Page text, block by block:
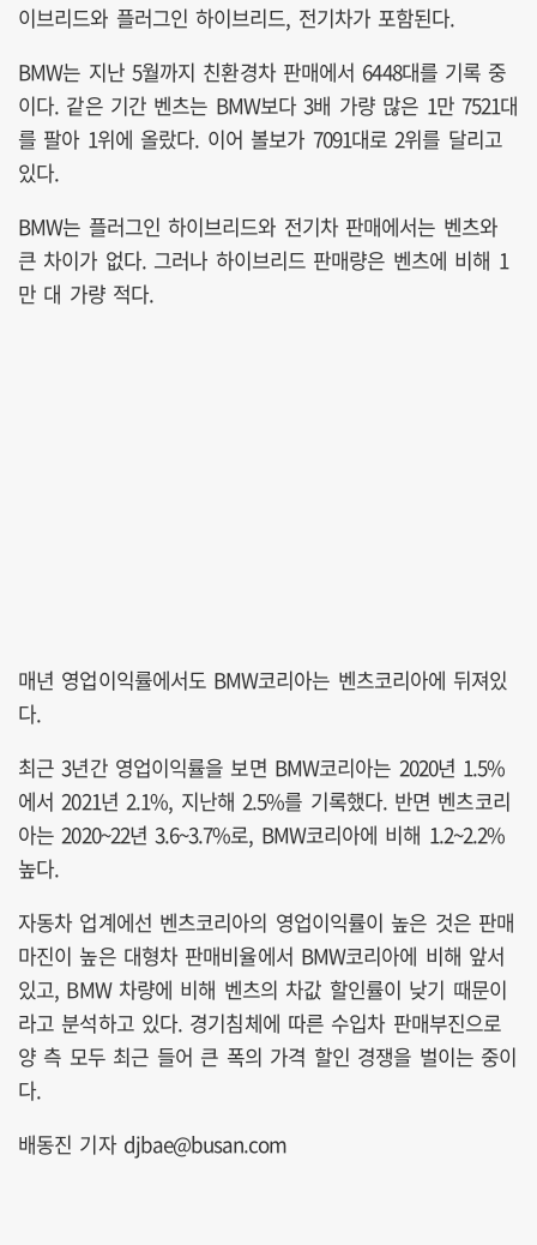
이브리드와 플러그인 하이브리드, 전기차가 포함된다.
BMW는 지난 5월까지 친환경차 판매에서 6448대를 기록 중
이다. 같은 기간 벤츠는 BMW보다 3배 가량 많은 1만 7521대
를 팔아 1위에 올랐다. 이어 볼보가 7091대로 2위를 달리고
있다.
BMW는 플러그인 하이브리드와 전기차 판매에서는 벤츠와
큰 차이가 없다. 그러나 하이브리드 판매량은 벤츠에 비해 1
만 대 가량 적다.
매년 영업이익률에서도 BMW코리아는 벤츠코리아에 뒤져있
다.
최근 3년간 영업이익률을 보면 BMW코리아는 2020년 1.5%
에서 2021년 2.1%, 지난해 2.5%를 기록했다. 반면 벤츠코리
아는 2020~22년 3.6~3.7%로, BMW코리아에 비해 1.2~2.2%
높다.
자동차 업계에선 벤츠코리아의 영업이익률이 높은 것은 판매
마진이 높은 대형차 판매비율에서 BMW코리아에 비해 앞서
있고, BMW 차량에 비해 벤츠의 차값 할인률이 낮기 때문이
라고 분석하고 있다. 경기침체에 따른 수입차 판매부진으로
양 측 모두 최근 들어 큰 폭의 가격 할인 경쟁을 벌이는 중이
다.
배동진 기자 djbae@busan.com